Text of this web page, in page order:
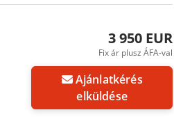
3 950 EUR
Fix ár plusz ÁFA-val
Ajánlatkérés
elküldése